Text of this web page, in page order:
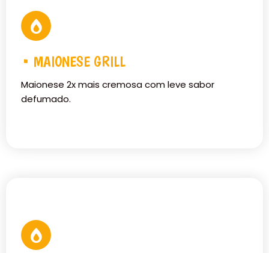
• MAIONESE GRILL
Maionese 2x mais cremosa com leve sabor
defumado.